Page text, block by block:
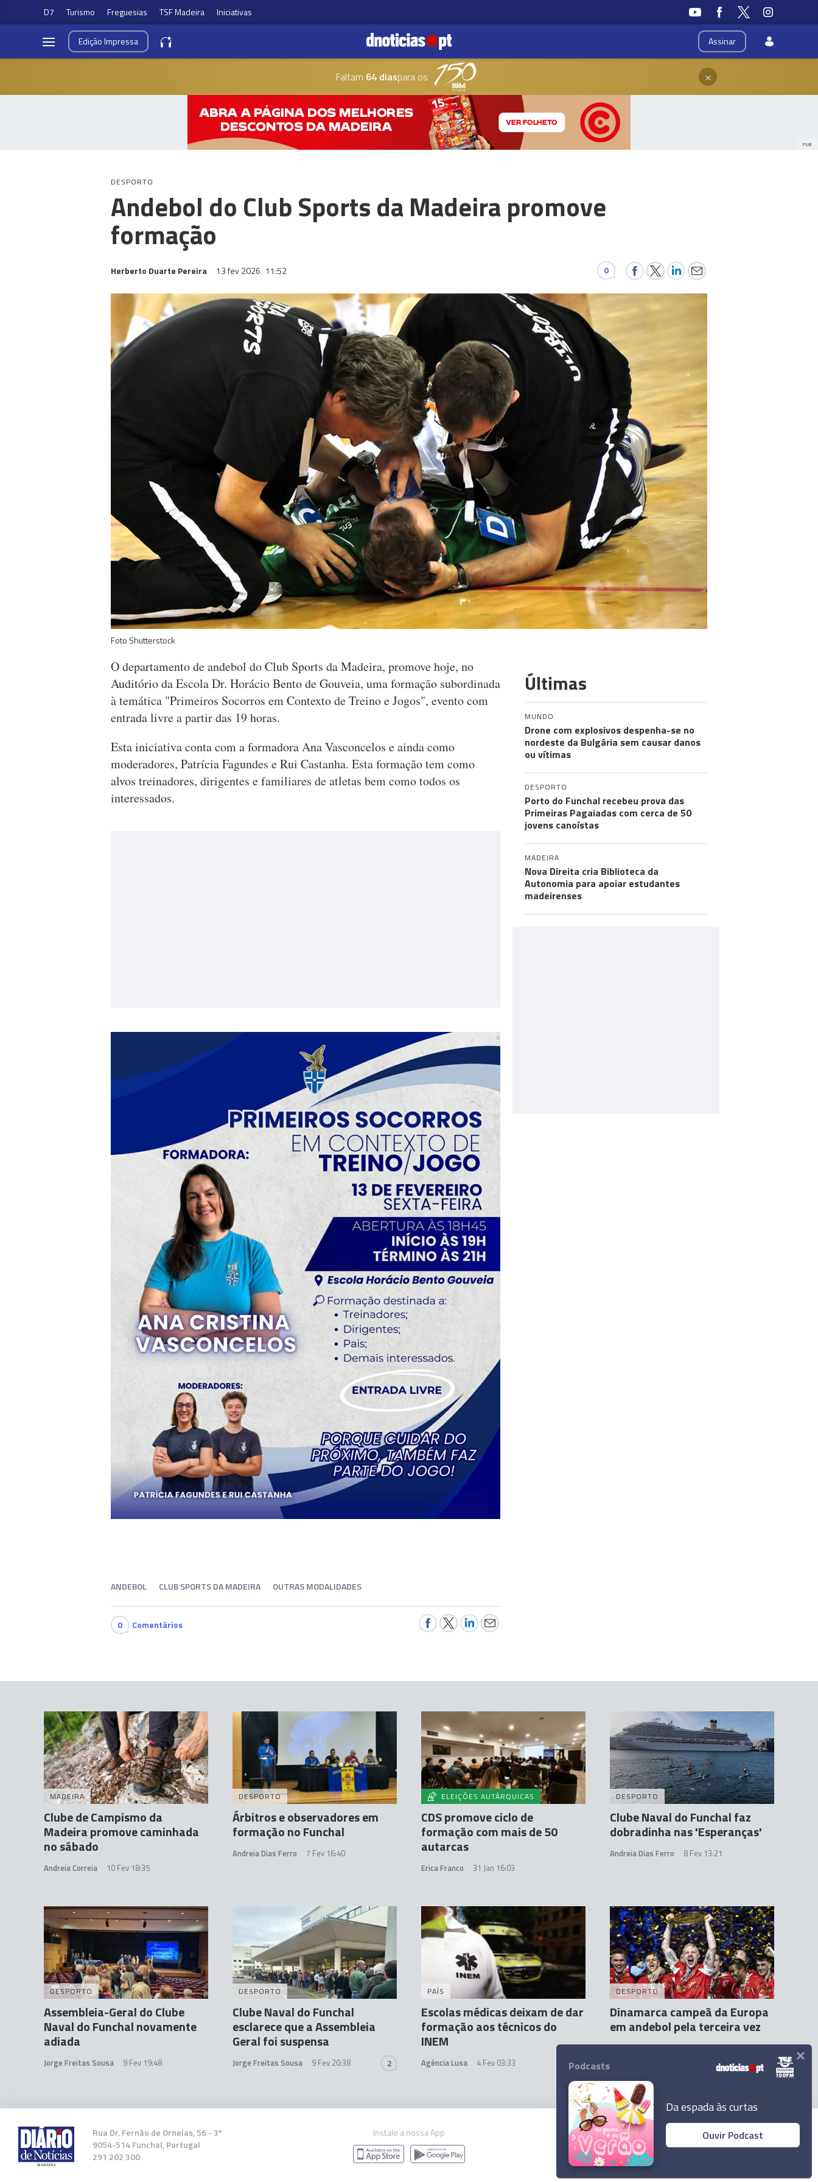
D7 Turismo Freguesias TSF Madeira Iniciativas
Assinar
EdiçãoImpressa
Faltam 64 diaspara os ×
PUB
DESPORTO
Andebol do Club Sports da Madeira promove
formação
Herberto Duarte Pereira 13 fev 2026 11:52 0
Foto Shutterstock
O departamento de andebol do Club Sports da Madeira, promove hoje, no
Auditório da Escola Dr. Horácio Bento de Gouveia, uma formação subordinada
à temática "Primeiros Socorros em Contexto de Treino e Jogos", evento com
entrada livre a partir das 19 horas.
Esta iniciativa conta com a formadora Ana Vasconcelos e ainda como
moderadores, Patrícia Fagundes e Rui Castanha. Esta formação tem como
alvos treinadores, dirigentes e familiares de atletas bem como todos os
interessados.
ANDEBOL CLUB SPORTS DA MADEIRA OUTRAS MODALIDADES
0 Comentários
Últimas
MUNDO
Drone com explosivos despenha-se no
nordeste da Bulgária sem causar danos
ou vítimas
DESPORTO
Porto do Funchal recebeu prova das
Primeiras Pagaiadas com cerca de 50
jovens canoístas
MADEIRA
Nova Direita cria Biblioteca da
Autonomia para apoiar estudantes
madeirenses
MADEIRA
Clube de Campismo da
Madeira promove caminhada
no sábado
Andreia Correia 10 Fev 18:35
DESPORTO
Árbitros e observadores em
formação no Funchal
Andreia Dias Ferro 7 Fev 16:40
ELEIÇÕES AUTÁRQUICAS
CDS promove ciclo de
formação com mais de 50
autarcas
Erica Franco 31 Jan 16:03
DESPORTO
Clube Naval do Funchal faz
dobradinha nas 'Esperanças'
Andreia Dias Ferro 8 Fev 13:21
DESPORTO
Assembleia-Geral do Clube
Naval do Funchal novamente
adiada
Jorge Freitas Sousa 9 Fev 19:48
DESPORTO
Clube Naval do Funchal
esclarece que a Assembleia
Geral foi suspensa
Jorge Freitas Sousa 9 Fev 20:38 2
PAÍS
Escolas médicas deixam de dar
formação aos técnicos do
INEM
Agência Lusa 4 Fev 03:33
DESPORTO
Dinamarca campeã da Europa
em andebol pela terceira vez
agência lusa 1 Fev 20:10
Rua Dr. Fernão de Ornelas, 56 - 3º
9054-514 Funchal, Portugal
291 202 300
Instale a nossa App
© 2026 Empresa Diário de Notícias, Lda.
Podcasts
Da espada às curtas
Ouvir Podcast
×